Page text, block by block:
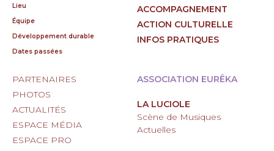
Lieu
Équipe
Développement durable
Dates passées
ACCOMPAGNEMENT
ACTION CULTURELLE
INFOS PRATIQUES
PARTENAIRES
PHOTOS
ACTUALITÉS
ESPACE MÉDIA
ESPACE PRO
ASSOCIATION EURÊKA
LA LUCIOLE
Scène de Musiques
Actuelles